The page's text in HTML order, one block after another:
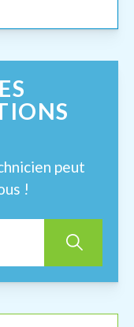
peut
!